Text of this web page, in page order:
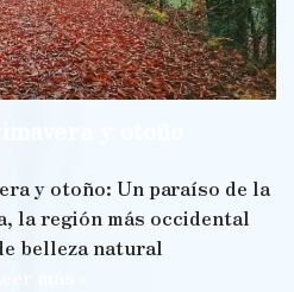
y otoño: Un paraíso de la
la región más occidental
belleza natural